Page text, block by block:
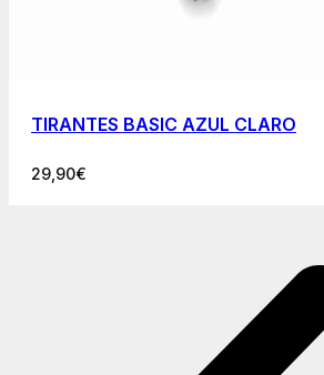
TIRANTES BASIC AZUL CLARO
29,90€